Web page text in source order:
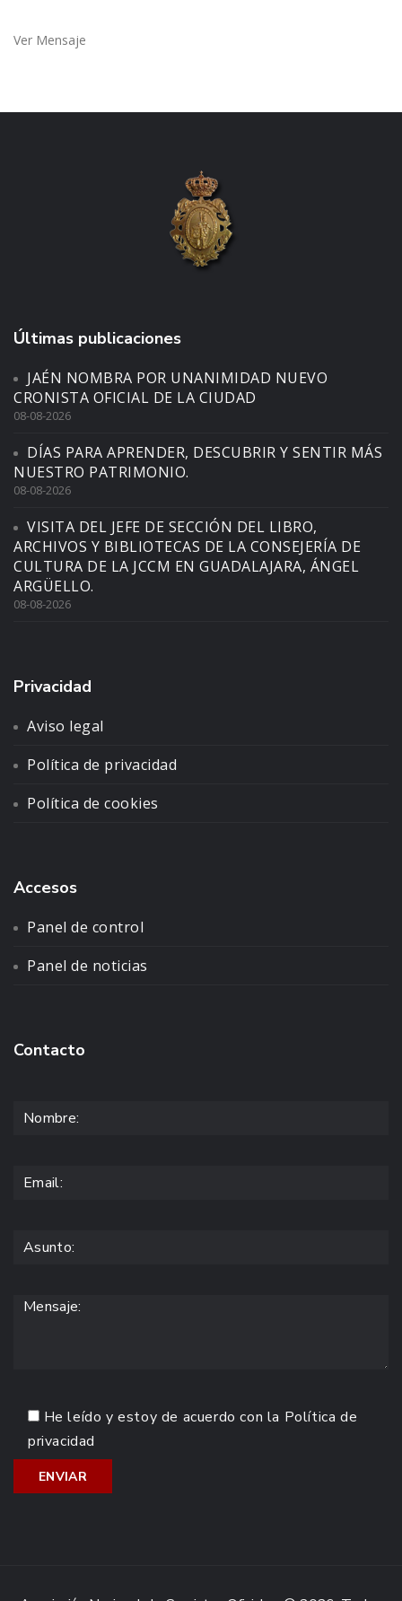
Ver Mensaje
Últimas publicaciones
JAÉN NOMBRA POR UNANIMIDAD NUEVO
CRONISTA OFICIAL DE LA CIUDAD
08-08-2026
DÍAS PARA APRENDER, DESCUBRIR Y SENTIR MÁS
NUESTRO PATRIMONIO.
08-08-2026
VISITA DEL JEFE DE SECCIÓN DEL LIBRO,
ARCHIVOS Y BIBLIOTECAS DE LA CONSEJERÍA DE
CULTURA DE LA JCCM EN GUADALAJARA, ÁNGEL
ARGÜELLO.
08-08-2026
Privacidad
Aviso legal
Política de privacidad
Política de cookies
Accesos
Panel de control
Panel de noticias
Contacto
He leído y estoy de acuerdo con la Política de
privacidad